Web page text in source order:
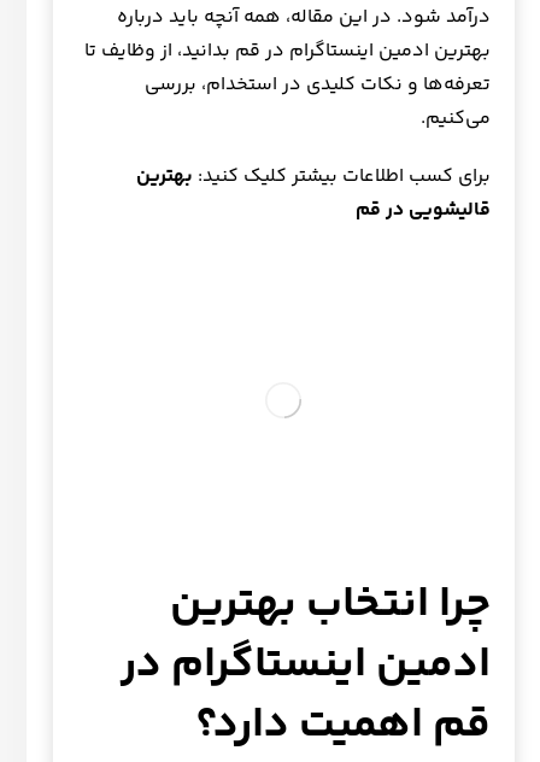
درآمد شود. در این مقاله، همه آنچه باید درباره
بهترین ادمین اینستاگرام در قم بدانید، از وظایف تا
تعرفه‌ها و نکات کلیدی در استخدام، بررسی
می‌کنیم.
برای کسب اطلاعات بیشتر کلیک کنید: بهترین
قالیشویی در قم
چرا انتخاب بهترین
ادمین اینستاگرام در
قم اهمیت دارد؟